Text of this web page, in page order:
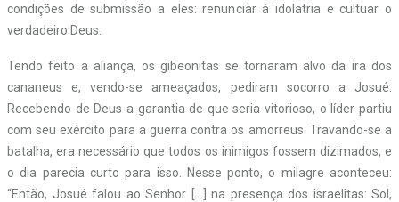
condições de submissão a eles: renunciar à idolatria e cultuar o
verdadeiro Deus.
Tendo feito a aliança, os gibeonitas se tornaram alvo da ira dos
cananeus e, vendo-se ameaçados, pediram socorro a Josué.
Recebendo de Deus a garantia de que seria vitorioso, o líder partiu
com seu exército para a guerra contra os amorreus. Travando-se a
batalha, era necessário que todos os inimigos fossem dizimados, e
o dia parecia curto para isso. Nesse ponto, o milagre aconteceu:
“Então, Josué falou ao Senhor […] na presença dos israelitas: Sol,